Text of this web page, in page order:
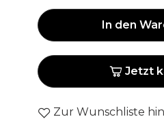
In den
Jetzt
Zur Wunschliste